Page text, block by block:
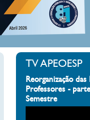
TV APEOESP
Reorganização
Professores -
Semestre